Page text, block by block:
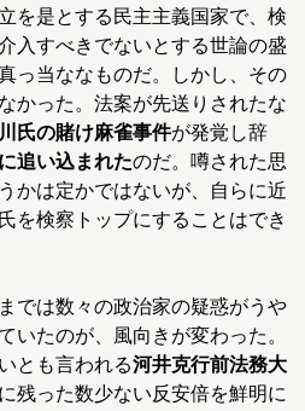
を是とする民主主義国家で、検
入すべきでないとする世論の盛
っ当ななものだ。しかし、その
かった。法案が先送りされたな
氏の賭け麻雀事件が発覚し辞
追い込まれたのだ。噂された思
かは定かではないが、自らに近
を検察トップにすることはでき
では数々の政治家の疑惑がうや
いたのが、風向きが変わった。
とも言われる河井克行前法務大
残った数少ない反安倍を鮮明に